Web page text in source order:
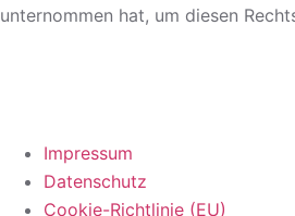
unternommen hat, um diesen
Impressum
Datenschutz
Cookie-Richtlinie (EU)